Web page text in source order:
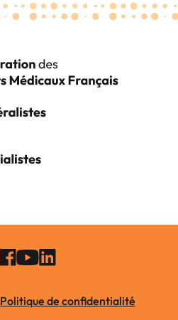
Politique de confidentialité